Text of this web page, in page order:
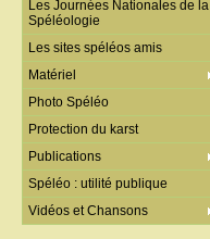
Les Journées Nationales de la
Spéléologie
Les sites spéléos amis
Matériel
Photo Spéléo
Protection du karst
Publications
Spéléo : utilité publique
Vidéos et Chansons